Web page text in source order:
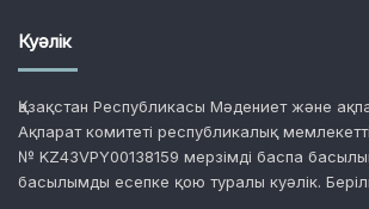
Куәлік
Қазақстан Республикасы Мәдениет және
Ақпарат комитеті республикалық
№ KZ43VPY00138159 мерзімді баспа
басылымды есепке қою туралы куәлік.